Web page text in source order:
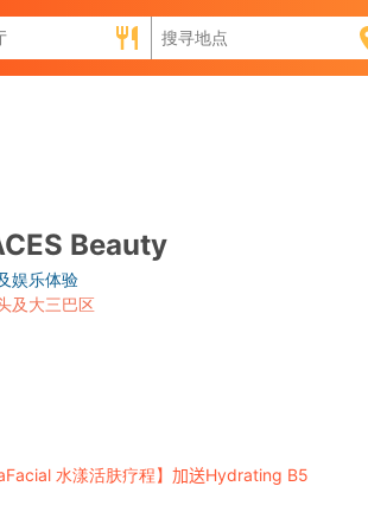
Beauty
娱乐体验
及大三巴区
水漾活肤疗程】 加送Hydrating B5